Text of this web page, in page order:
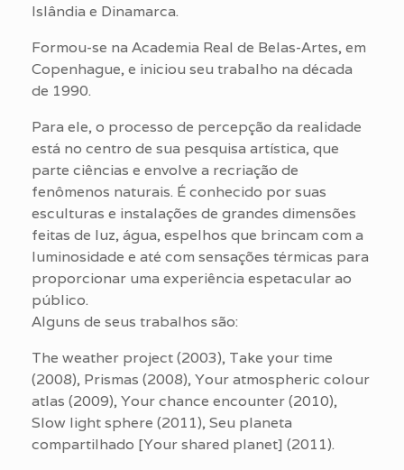
Islândia e Dinamarca.
Formou-se na Academia Real de Belas-Artes, em
Copenhague, e iniciou seu trabalho na década
de 1990.
Para ele, o processo de percepção da realidade
está no centro de sua pesquisa artística, que
parte ciências e envolve a recriação de
fenômenos naturais. É conhecido por suas
esculturas e instalações de grandes dimensões
feitas de luz, água, espelhos que brincam com a
luminosidade e até com sensações térmicas para
proporcionar uma experiência espetacular ao
público.
Alguns de seus trabalhos são:
The weather project (2003), Take your time
(2008), Prismas (2008), Your atmospheric colour
atlas (2009), Your chance encounter (2010),
Slow light sphere (2011), Seu planeta
compartilhado [Your shared planet] (2011).